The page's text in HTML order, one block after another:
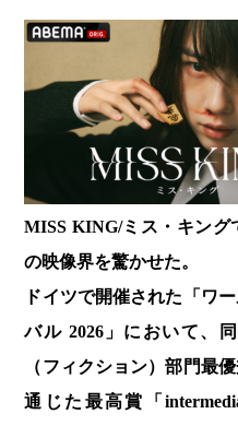
MISS KING/ミス・キン
の映像界を驚かせた。
ドイツで開催された「ワ
バル 2026」において、
（フィクション）部門最
通じた最高賞「